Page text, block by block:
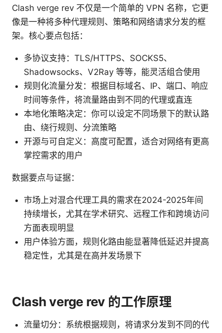
Clash verge rev 不仅是一个简单的 VPN 名称，它更
像是一种将多种代理规则、策略和网络请求分发的框
架。核心要点包括：
多协议支持：TLS/HTTPS、SOCKS5、
Shadowsocks、V2Ray 等等，能灵活组合使用
规则化流量分发：根据目标域名、IP、端口、响应
时间等条件，将流量路由到不同的代理或直连
本地化策略决定：你可以设定不同场景下的默认路
由、绕行规则、分流策略
开源与可自定义：高度可配置，适合对网络有更高
掌控需求的用户
数据要点与证据：
市场上对混合代理工具的需求在2024-2025年间
持续增长，尤其在学术研究、远程工作和跨境访问
方面表现明显
用户体验方面，规则化路由能显著降低延迟并提高
稳定性，尤其是在高并发场景下
Clash verge rev 的工作原理
流量切分：系统根据规则，将请求分发到不同的代